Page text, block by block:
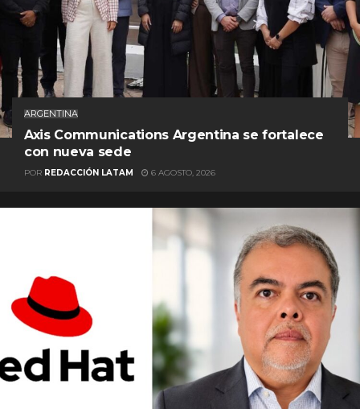
ARGENTINA
Axis Communications Argentina se fortalece
con nueva sede
POR REDACCIÓN LATAM 6 AGOSTO, 2026